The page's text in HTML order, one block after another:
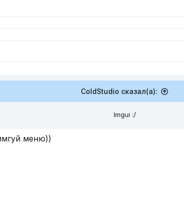
ColdStudio сказал(а):
Imgui :/
меню))